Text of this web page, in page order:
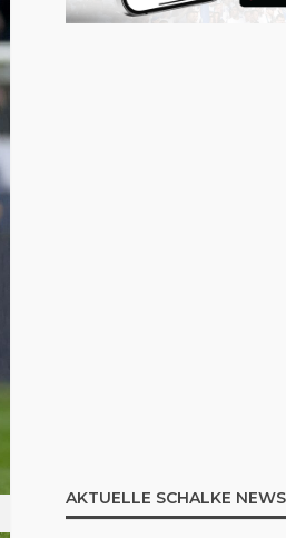
AKTUELLE SCHALKE NEWS